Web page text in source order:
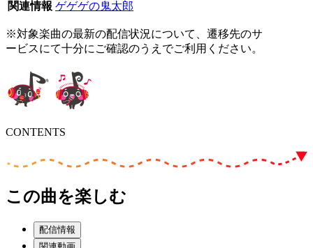
関連情報 ゲゲゲの鬼太郎
※対象楽曲の最新の配信状況について、遷移先のサ
ービスにて十分にご確認のうえでご利用ください。
CONTENTS
この曲を楽しむ
配信情報